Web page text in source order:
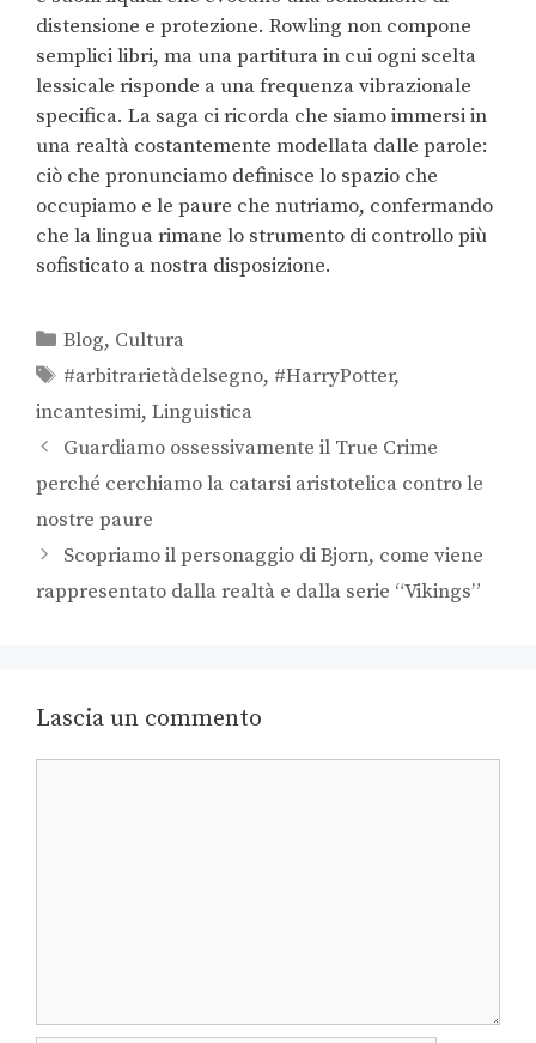
distensione e protezione. Rowling non compone
semplici libri, ma una partitura in cui ogni scelta
lessicale risponde a una frequenza vibrazionale
specifica. La saga ci ricorda che siamo immersi in
una realtà costantemente modellata dalle parole:
ciò che pronunciamo definisce lo spazio che
occupiamo e le paure che nutriamo, confermando
che la lingua rimane lo strumento di controllo più
sofisticato a nostra disposizione.
Blog, Cultura
#arbitrarietàdelsegno, #HarryPotter,
incantesimi, Linguistica
Guardiamo ossessivamente il True Crime
perché cerchiamo la catarsi aristotelica contro le
nostre paure
Scopriamo il personaggio di Bjorn, come viene
rappresentato dalla realtà e dalla serie “Vikings”
Lascia un commento